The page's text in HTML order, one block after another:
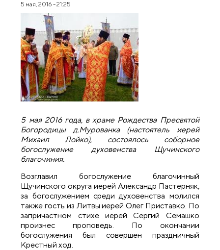
5 мая, 2016 - 21:25
5 мая 2016 года, в храме Рождества Пресвятой
Богородицы д.Мурованка (настоятель иерей
Михаил Лойко), состоялось соборное
богослужение духовенства Щучинского
благочиния.
Возглавил богослужение благочинный
Щучинского округа иерей Александр Пастерняк,
за богослужением среди духовенства молился
также гость из Литвы иерей Олег Приставко. По
запричастном стихе иерей Сергий Семашко
произнес проповедь. По окончании
богослужения был совершен праздничный
Крестный ход.